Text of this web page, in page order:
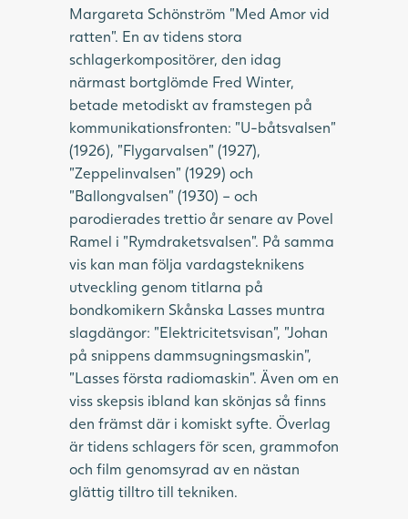
Margareta Schönström ”Med Amor vid
ratten”. En av tidens stora
schlagerkompositörer, den idag
närmast bortglömde Fred Winter,
betade metodiskt av framstegen på
kommunikationsfronten: ”U-båtsvalsen”
(1926), ”Flygarvalsen” (1927),
”Zeppelinvalsen” (1929) och
”Ballongvalsen” (1930) – och
parodierades trettio år senare av Povel
Ramel i ”Rymdraketsvalsen”. På samma
vis kan man följa vardagsteknikens
utveckling genom titlarna på
bondkomikern Skånska Lasses muntra
slagdängor: ”Elektricitetsvisan”, ”Johan
på snippens dammsugningsmaskin”,
”Lasses första radiomaskin”. Även om en
viss skepsis ibland kan skönjas så finns
den främst där i komiskt syfte. Överlag
är tidens schlagers för scen, grammofon
och film genomsyrad av en nästan
glättig tilltro till tekniken.